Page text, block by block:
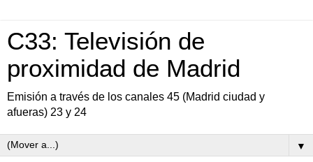
C33: Televisión de
proximidad de Madrid
Emisión a través de los canales 45 (Madrid ciudad y
afueras) 23 y 24
▼